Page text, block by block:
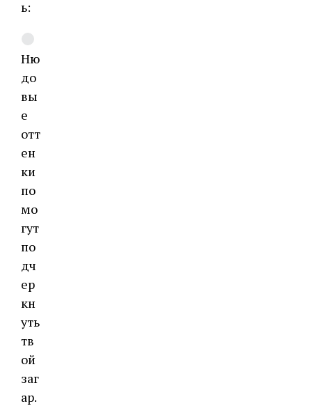
ь:
Ню
до
вы
е
отт
ен
ки
по
мо
гут
по
дч
ер
кн
уть
тв
ой
заг
ар.